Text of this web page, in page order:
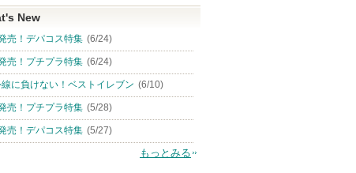
New
売！デパコス特集 (6/24)
売！プチプラ特集 (6/24)
に負けない！ベストイレブン (6/10)
売！プチプラ特集 (5/28)
売！デパコス特集 (5/27)
もっとみる